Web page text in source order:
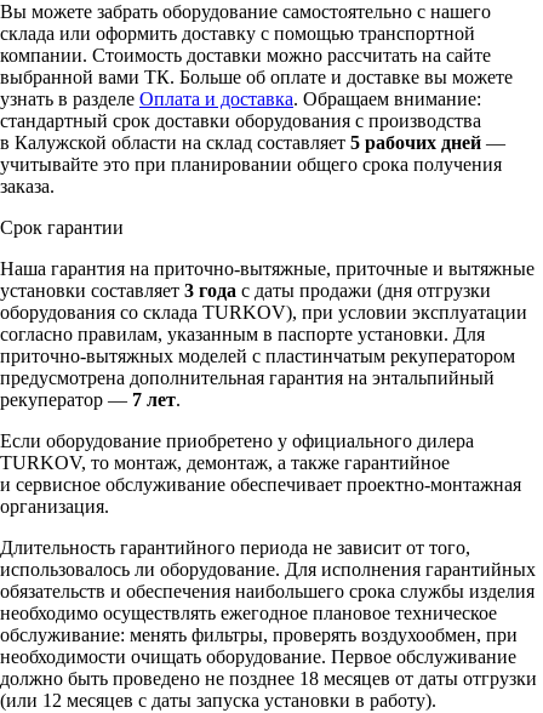
Вы можете забрать оборудование самостоятельно с нашего
склада или оформить доставку с помощью транспортной
компании. Стоимость доставки можно рассчитать на сайте
выбранной вами ТК. Больше об оплате и доставке вы можете
узнать в разделе Оплата и доставка. Обращаем внимание:
стандартный срок доставки оборудования с производства
в Калужской области на склад составляет 5 рабочих дней —
учитывайте это при планировании общего срока получения
заказа.
Срок гарантии
Наша гарантия на приточно-вытяжные, приточные и вытяжные
установки составляет 3 года с даты продажи (дня отгрузки
оборудования со склада TURKOV), при условии эксплуатации
согласно правилам, указанным в паспорте установки. Для
приточно-вытяжных моделей с пластинчатым рекуператором
предусмотрена дополнительная гарантия на энтальпийный
рекуператор — 7 лет.
Если оборудование приобретено у официального дилера
TURKOV, то монтаж, демонтаж, а также гарантийное
и сервисное обслуживание обеспечивает проектно-монтажная
организация.
Длительность гарантийного периода не зависит от того,
использовалось ли оборудование. Для исполнения гарантийных
обязательств и обеспечения наибольшего срока службы изделия
необходимо осуществлять ежегодное плановое техническое
обслуживание: менять фильтры, проверять воздухообмен, при
необходимости очищать оборудование. Первое обслуживание
должно быть проведено не позднее 18 месяцев от даты отгрузки
(или 12 месяцев с даты запуска установки в работу).